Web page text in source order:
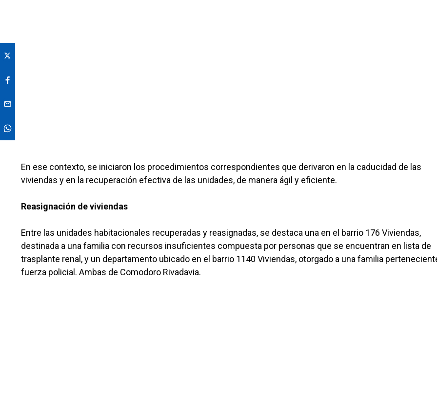
En ese contexto, se iniciaron los procedimientos correspondientes que derivaron en la caducidad de las
viviendas y en la recuperación efectiva de las unidades, de manera ágil y eficiente.
Reasignación de viviendas
Entre las unidades habitacionales recuperadas y reasignadas, se destaca una en el barrio 176 Viviendas,
destinada a una familia con recursos insuficientes compuesta por personas que se encuentran en lista de
trasplante renal, y un departamento ubicado en el barrio 1140 Viviendas, otorgado a una familia
fuerza policial. Ambas de Comodoro Rivadavia.